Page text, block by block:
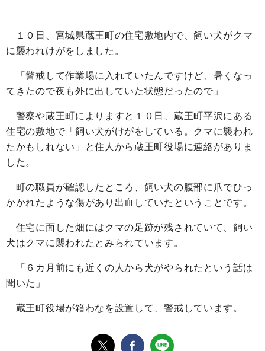
１０日、宮城県蔵王町の住宅敷地内で、飼い犬がクマ
に襲われけがをしました。
「警戒して作業場に入れていたんですけど、暑くなっ
てきたので夜も外に出していた状態だったので」
警察や蔵王町によりますと１０日、蔵王町平沢にある
住宅の敷地で「飼い犬がけがをしている。クマに襲われ
たかもしれない」と住人から蔵王町役場に連絡がありま
した。
町の職員が確認したところ、飼い犬の腹部に爪でひっ
かかれたような傷があり出血していたということです。
住宅に面した畑にはクマの足跡が残されていて、飼い
犬はクマに襲われたとみられています。
「６カ月前にも近くの人から犬がやられたという話は
聞いた」
蔵王町役場が箱わなを設置して、警戒しています。